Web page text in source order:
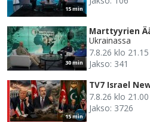
15 min
30 min
Marttyyrien
Ukrainassa
7.8.26 klo 21.15
Jakso: 341
15 min
TV7 Israel
7.8.26 klo 21.00
Jakso: 3726